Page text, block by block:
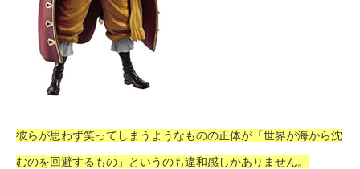
彼らが思わず笑ってしまうようなものの正体が「世界が海から沈
むのを回避するもの」というのも違和感しかありません。